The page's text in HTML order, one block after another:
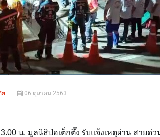
ย 06 ตุลาคม 2563
น. มูลนิธิป่อเต็กตึ๊ง รับแจ้งเหตุผ่าน สายด่ว